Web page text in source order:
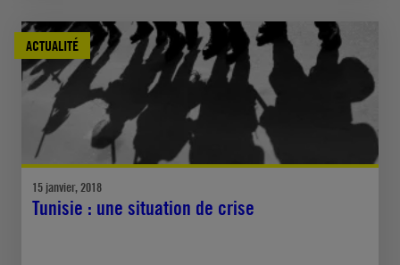
ACTUALITÉ
15 janvier, 2018
Tunisie : une situation de crise